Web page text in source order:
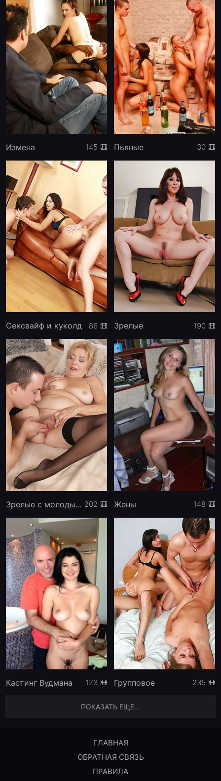
Измена 145 Пьяные 30
Сексвайф и куколд 86 Зрелые 190
Зрелые с молодыми 202 Жены 148
Кастинг Вудмана 123 Групповое 235
ПОКАЗАТЬ ЕЩЕ...
ГЛАВНАЯ
ОБРАТНАЯ СВЯЗЬ
ПРАВИЛА